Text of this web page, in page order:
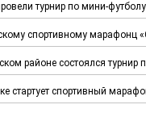
турнир по мини-футболу
спортивному марафонц
районе состоялся турнир
стартует спортивный